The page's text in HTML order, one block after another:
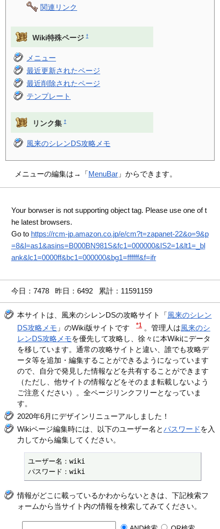
関連リンク
Wiki特殊ページ †
メニュー
最近更新されたページ
最近削除されたページ
テンプレート
リンク集 †
風来のシレンDS攻略メモ
メニューの編集は→「 MenuBar 」からできます。
Your borwser is not supporting object tag. Please use one of t
he latest browsers.
Go to https://rcm-jp.amazon.co.jp/e/cm?t=zapanet-22&o=9&p
=8&l=as1&asins=B000BN981S&fc1=000000&IS2=1&lt1=_bl
ank&lc1=0000ff&bc1=000000&bg1=ffffff&f=ifr
今日：7478 昨日：6492 累計：11591159
本サイトは、風来のシレンDSの攻略サイト「風来のシレン
DS攻略メモ 」のWiki版サイトです *1 。管理人は風来のシ
レンDS攻略メモを優先して攻略し、徐々に本Wikiにデータ
を移しています。通常の攻略サイトと違い、誰でも攻略デ
ータ等を追加・編集することができるようになっています
ので、自分で発見した情報などを共有することができます
（ただし、他サイトの情報などをそのまま転載しないよう
ご注意ください）。全ページリンクフリーとなっていま
す。
2020年6月にデザインリニューアルしました！
Wikiページ編集時には、以下のユーザー名とパスワード を入
力してから編集してください。
ユーザー名：wiki
パスワード：wiki
情報がどこに載っているかわからないときは、下記検索フ
ォームから当サイト内の情報を検索してみてください。